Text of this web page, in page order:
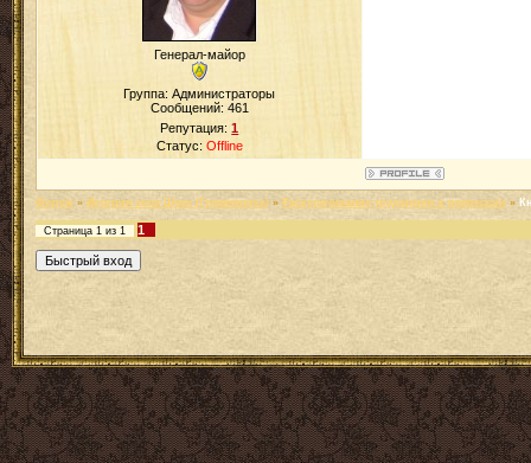
Генерал-майор
Группа: Администраторы
Сообщений: 461
Репутация:1
Статус: Offline
Форум » История села Шукк (Грязноватка) » Раскулачивание,трудармия и репрессии »
Страница 1из 1 1